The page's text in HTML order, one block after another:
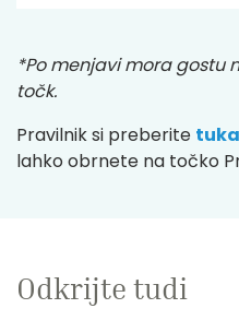
*Po menjavi mora gostu
točk.
Pravilnik si preberite
lahko obrnete na točko
Odkrijte tudi